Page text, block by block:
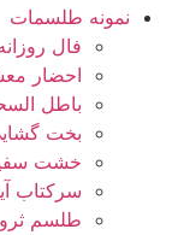
نمونه طلسمات
فال
احضار
باطل
بخت
خشت
سرکتاب
طلسم